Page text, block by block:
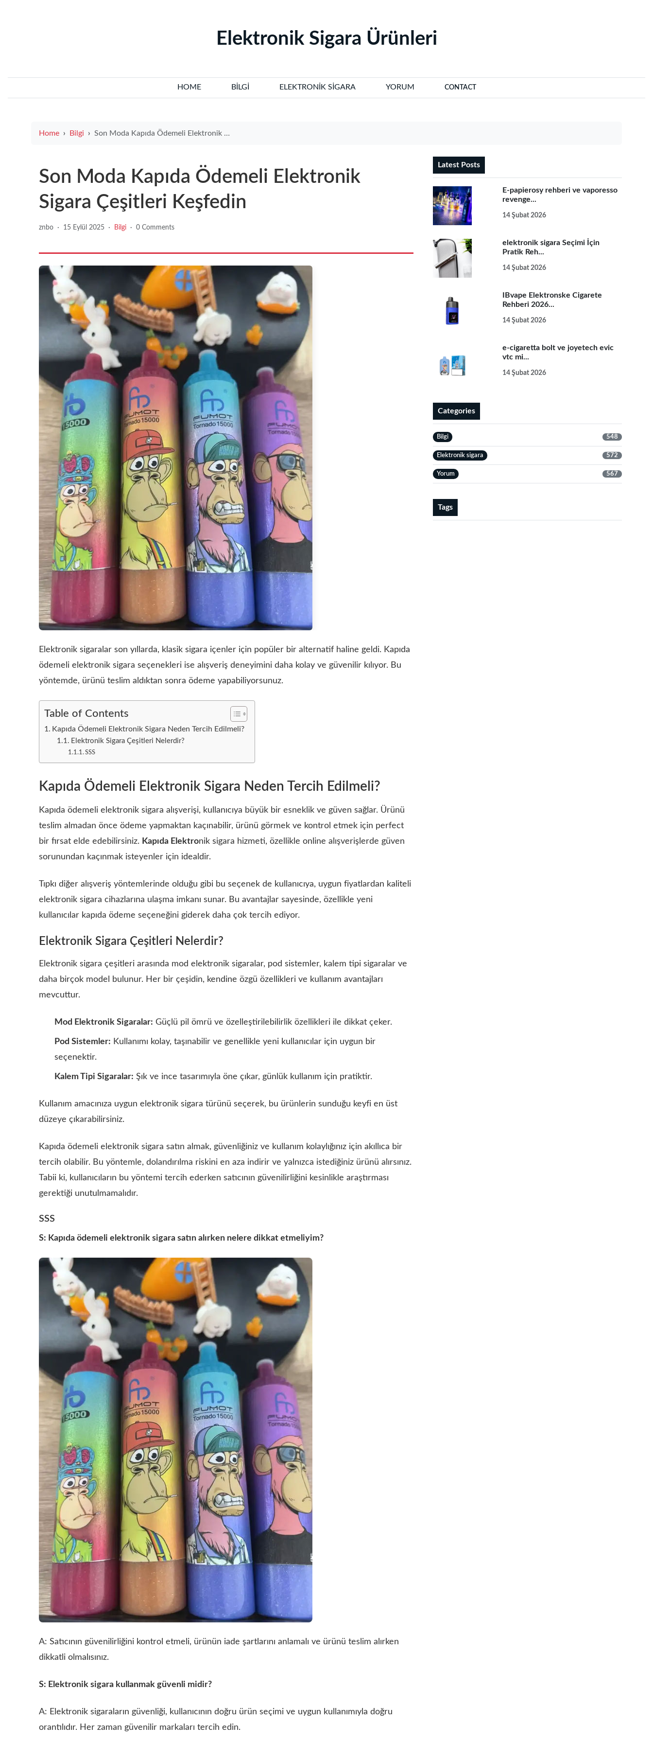
‌Elektronik Sigara Ürünleri‌
HOME BILGI ELEKTRONIK SIGARA YORUM CONTACT
Home Bilgi Son Moda Kapıda Ödemeli Elektronik Sigara Çeşitleri Keşfedin
Son Moda Kapıda Ödemeli Elektronik
Sigara Çeşitleri Keşfedin
znbo · 15 Eylül 2025 · Bilgi · 0 Comments
Elektronik sigaralar son yıllarda, klasik sigara içenler için popüler bir alternatif haline geldi. Kapıda
ödemeli elektronik sigara seçenekleri ise alışveriş deneyimini daha kolay ve güvenilir kılıyor. Bu
yöntemde, ürünü teslim aldıktan sonra ödeme yapabiliyorsunuz.
Table of Contents
Kapıda Ödemeli Elektronik Sigara Neden Tercih Edilmeli?
Elektronik Sigara Çeşitleri Nelerdir?
SSS
Kapıda Ödemeli Elektronik Sigara Neden Tercih Edilmeli?
Kapıda ödemeli elektronik sigara alışverişi, kullanıcıya büyük bir esneklik ve güven sağlar. Ürünü
teslim almadan önce ödeme yapmaktan kaçınabilir, ürünü görmek ve kontrol etmek için perfect
bir fırsat elde edebilirsiniz. Kapıda Elektronik sigara hizmeti, özellikle online alışverişlerde güven
sorunundan kaçınmak isteyenler için idealdir.
Tıpkı diğer alışveriş yöntemlerinde olduğu gibi bu seçenek de kullanıcıya, uygun fiyatlardan kaliteli
elektronik sigara cihazlarına ulaşma imkanı sunar. Bu avantajlar sayesinde, özellikle yeni
kullanıcılar kapıda ödeme seçeneğini giderek daha çok tercih ediyor.
Elektronik Sigara Çeşitleri Nelerdir?
Elektronik sigara çeşitleri arasında mod elektronik sigaralar, pod sistemler, kalem tipi sigaralar ve
daha birçok model bulunur. Her bir çeşidin, kendine özgü özellikleri ve kullanım avantajları
mevcuttur.
Mod Elektronik Sigaralar: Güçlü pil ömrü ve özelleştirilebilirlik özellikleri ile dikkat çeker.
Pod Sistemler: Kullanımı kolay, taşınabilir ve genellikle yeni kullanıcılar için uygun bir
seçenektir.
Kalem Tipi Sigaralar: Şık ve ince tasarımıyla öne çıkar, günlük kullanım için pratiktir.
Kullanım amacınıza uygun elektronik sigara türünü seçerek, bu ürünlerin sunduğu keyfi en üst
düzeye çıkarabilirsiniz.
Kapıda ödemeli elektronik sigara satın almak, güvenliğiniz ve kullanım kolaylığınız için akıllıca bir
tercih olabilir. Bu yöntemle, dolandırılma riskini en aza indirir ve yalnızca istediğiniz ürünü alırsınız.
Tabii ki, kullanıcıların bu yöntemi tercih ederken satıcının güvenilirliğini kesinlikle araştırması
gerektiği unutulmamalıdır.
SSS
S: Kapıda ödemeli elektronik sigara satın alırken nelere dikkat etmeliyim?
A: Satıcının güvenilirliğini kontrol etmeli, ürünün iade şartlarını anlamalı ve ürünü teslim alırken
dikkatli olmalısınız.
S: Elektronik sigara kullanmak güvenli midir?
A: Elektronik sigaraların güvenliği, kullanıcının doğru ürün seçimi ve uygun kullanımıyla doğru
orantılıdır. Her zaman güvenilir markaları tercih edin.
Latest Posts
E-papierosy rehberi ve vaporesso
revenge...
14 Şubat 2026
elektronik sigara Seçimi İçin
Pratik Reh...
14 Şubat 2026
IBvape Elektronske Cigarete
Rehberi 2026...
14 Şubat 2026
e-cigaretta bolt ve joyetech evic
vtc mi...
14 Şubat 2026
Categories
Bilgi 548
Elektronik sigara 572
Yorum 567
Tags